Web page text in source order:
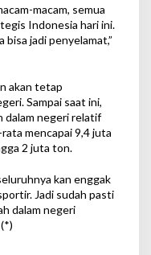
macam, semua
Indonesia hari ini.
jadi penyelamat,”
akan tetap
Sampai saat ini,
dalam negeri relatif
mencapai 9,4 juta
2 juta ton.
kan enggak
Jadi sudah pasti
dalam negeri